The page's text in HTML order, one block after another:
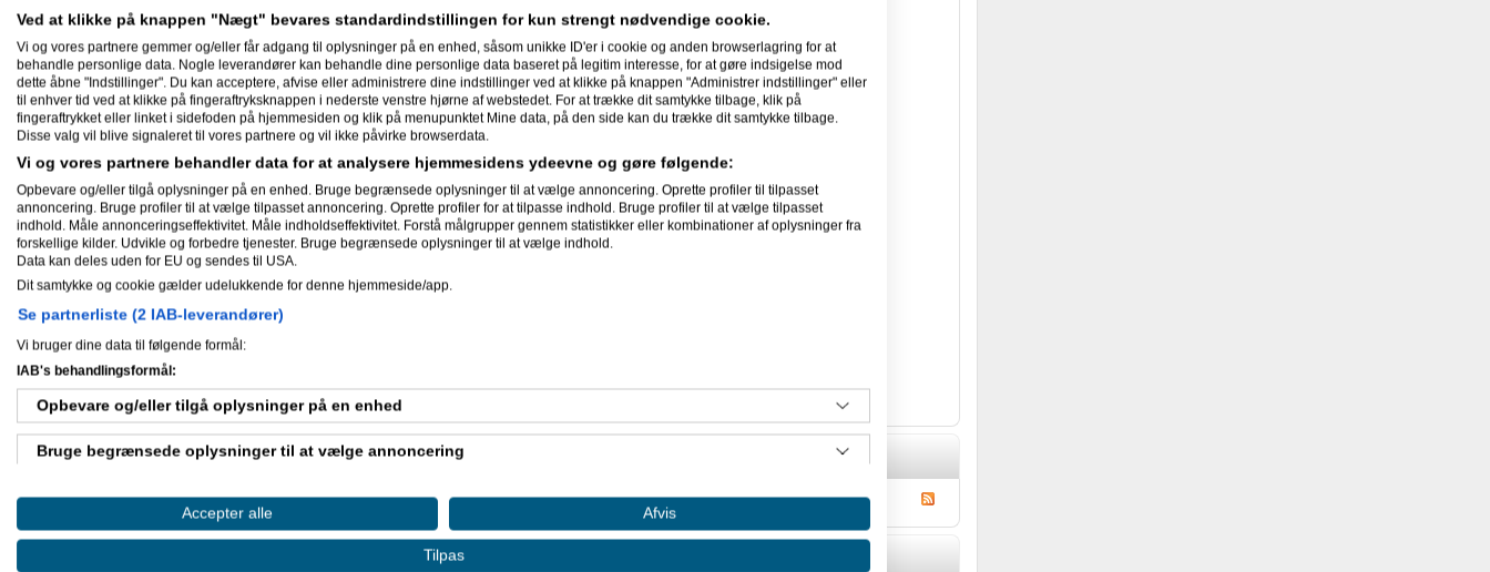
Folks egoisme
Hvad er din Passion/Hobby?
Computere,Fiskeri,motion og løb, familie og huset/ haven.
Hvad er dit yndlingsmotto?
Jeg løber fordi jeg elsker pizza!
Hvad er dit bedste forretningsråd til en ny iværksætter?
Hvad er det dummeste du har gjort?
Det kan vist ikke stå her...
Hvad er din yndlingsfilm?
En ny film hver gang..
Hvordan slapper du bedst af?
Camping
Nyheder
Ved at klikke på knappen "Nægt" bevares standardindstillingen for kun strengt nødvendige cookie.
Vi og vores partnere gemmer og/eller får adgang til oplysninger på en enhed, såsom unikke ID'er i cookie og anden browserlagring for at
behandle personlige data. Nogle leverandører kan behandle dine personlige data baseret på legitim interesse, for at gøre indsigelse mod
dette åbne "Indstillinger". Du kan acceptere, afvise eller administrere dine indstillinger ved at klikke på knappen "Administrer indstillinger" eller
til enhver tid ved at klikke på fingeraftryksknappen i nederste venstre hjørne af webstedet. For at trække dit samtykke tilbage, klik på
fingeraftrykket eller linket i sidefoden på hjemmesiden og klik på menupunktet Mine data, på den side kan du trække dit samtykke tilbage.
Disse valg vil blive signaleret til vores partnere og vil ikke påvirke browserdata.
Vi og vores partnere behandler data for at analysere hjemmesidens ydeevne og gøre følgende:
Opbevare og/eller tilgå oplysninger på en enhed. Bruge begrænsede oplysninger til at vælge annoncering. Oprette profiler til tilpasset
annoncering. Bruge profiler til at vælge tilpasset annoncering. Oprette profiler for at tilpasse indhold. Bruge profiler til at vælge tilpasset
indhold. Måle annonceringseffektivitet. Måle indholdseffektivitet. Forstå målgrupper gennem statistikker eller kombinationer af oplysninger fra
forskellige kilder. Udvikle og forbedre tjenester. Bruge begrænsede oplysninger til at vælge indhold.
Data kan deles uden for EU og sendes til USA.
Dit samtykke og cookie gælder udelukkende for denne hjemmeside/app.
Se partnerliste (2 IAB-leverandører)
Vi bruger dine data til følgende formål:
IAB's behandlingsformål:
Opbevare og/eller tilgå oplysninger på en enhed
Bruge begrænsede oplysninger til at vælge annoncering
Oprette profiler til tilpasset annoncering
Bruge profiler til at vælge tilpasset annoncering
Accepter alle Afvis
Tilpas